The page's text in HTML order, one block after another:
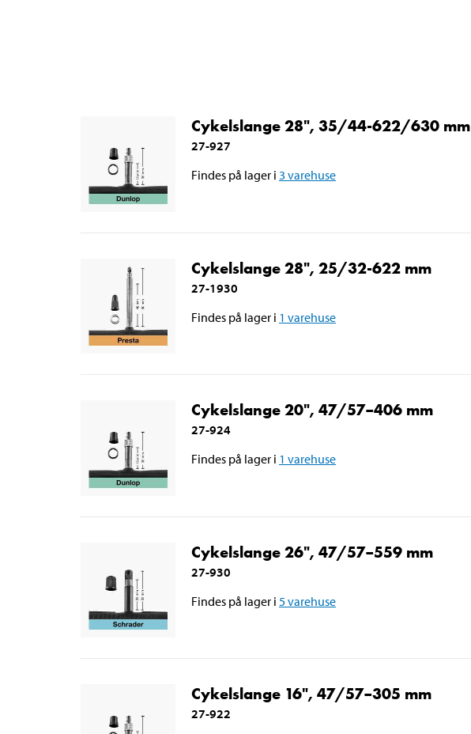
Cykelslange 28", 35/44-622/630 mm
27-927
Findes på lager i 3 varehuse
Cykelslange 28", 25/32-622 mm
27-1930
Findes på lager i 1 varehuse
Cykelslange 20", 47/57–406 mm
27-924
Findes på lager i 1 varehuse
Cykelslange 26", 47/57–559 mm
27-930
Findes på lager i 5varehuse
Cykelslange 16", 47/57–305 mm
27-922